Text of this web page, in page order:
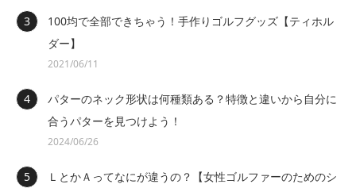
100均で全部できちゃう！手作りゴルフグッズ【ティホル
ダー】
2021/06/11
パターのネック形状は何種類ある？特徴と違いから自分に
合うパターを見つけよう！
2024/06/26
ＬとかＡってなにが違うの？【女性ゴルファーのためのシ